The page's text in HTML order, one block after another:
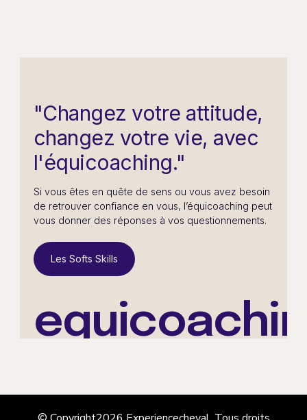
"Changez votre attitude,
changez votre vie, avec
l'équicoaching."
Si vous êtes en quête de sens ou vous avez besoin
de retrouver confiance en vous, l’équicoaching peut
vous donner des réponses à vos questionnements.
Les Softs Skills